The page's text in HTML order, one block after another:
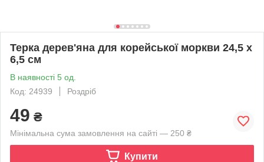
Терка дерев'яна для корейської моркви 24,5 х
6,5 см
В наявності 5 од.
Код: 24939
Роздріб
49 ₴
Мінімальна сума замовлення на сайті — 250 ₴
Купити